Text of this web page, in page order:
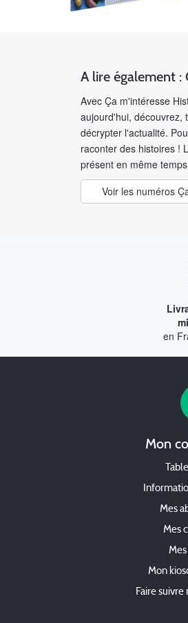
A lire également :
Avec Ça m'intéresse
aujourd'hui, découvrez,
décrypter l'actualité.
raconter des histoires !
présent en même
Voir les numéros
en
Mon
Mes
Mes
Mes
Mon
Faire